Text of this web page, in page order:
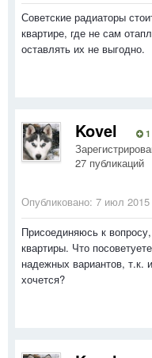
Советские радиаторы
квартире, где не сам
оставлять их не выгодно.
Kovel 1
27 публикаций
Опубликовано: 7 июл 2015
Присоединяюсь к
квартиры. Что
надежных вариантов, т.к.
хочется?